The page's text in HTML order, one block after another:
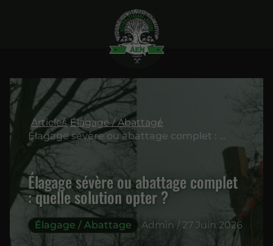
Articles Élagage / Abattage
Élagage sévère ou abattage complet : quelle solution opter ?
Élagage sévère ou abattage complet
: quelle solution opter ?
Élagage / Abattage Admin / 27 Juin 2026